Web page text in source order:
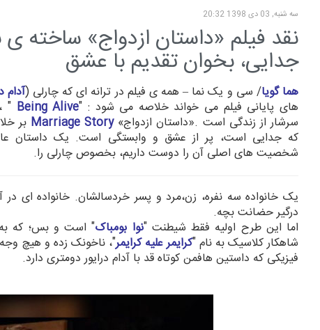
سه شنبه, 03 دی 1398 20:32
نقد فیلم «داستان ازدواج» ساخته
جدایی، بخوان تقدیم با عشق
هما گویا/ سی و یک نما – همه ی فیلم در ترانه ای که چارلی (آدام
های پایانی فیلم می خواند خلاصه می شود : "Being Alive " ،
سرشار از زندگی است .«داستان ازدواج»
Marriage Story
بر
که جدایی است، پر از عشق و وابستگی است. یک داستان
شخصیت های اصلی آن را دوست داریم، بخصوص چارلی را.
یک خانواده سه نفره، زن،مرد و پسر خردسالشان. خانواده ای
درگیر حضانت بچه.
اما این طرح اولیه فقط شیطنت "نوا بومباک" است و بس؛ که
شاهکار کلاسیک به نام "کرایمر علیه کرایمر"، ناخونک زده و هیچ
فیزیکی که داستین هافمن کوتاه قد با آدام درایور دومتری دارد.